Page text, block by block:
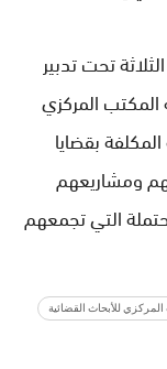
تحت تدبير
المكتب المركزي
بقضايا
ومشاريعهم
التي تجمعهم
للأبحاث القضائية